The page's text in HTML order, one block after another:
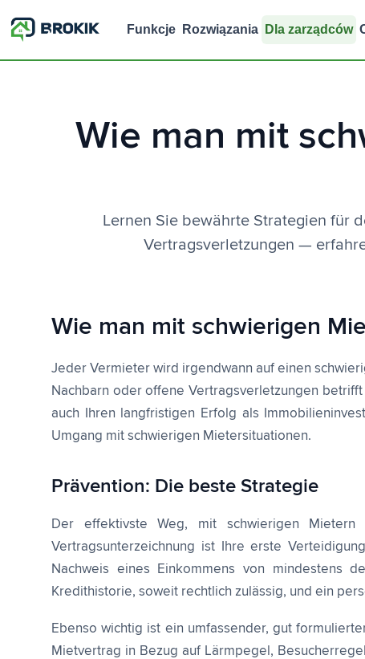
Funkcje Rozwiązania Dla zarządców
Wie man mit
Lernen Sie bewährte Strategien für
Vertragsverletzungen —
Wie man mit schwierigen
Jeder Vermieter wird irgendwann auf einen
Nachbarn oder offene Vertragsverletzungen
auch Ihren langfristigen Erfolg als
Umgang mit schwierigen Mietersituationen.
Prävention: Die beste Strategie
Der effektivste Weg, mit schwierigen
Vertragsunterzeichnung ist Ihre erste
Nachweis eines Einkommens von mindestens
Kredithistorie, soweit rechtlich zulässig, und ein
Ebenso wichtig ist ein umfassender, gut
Mietvertrag in Bezug auf Lärmpegel,